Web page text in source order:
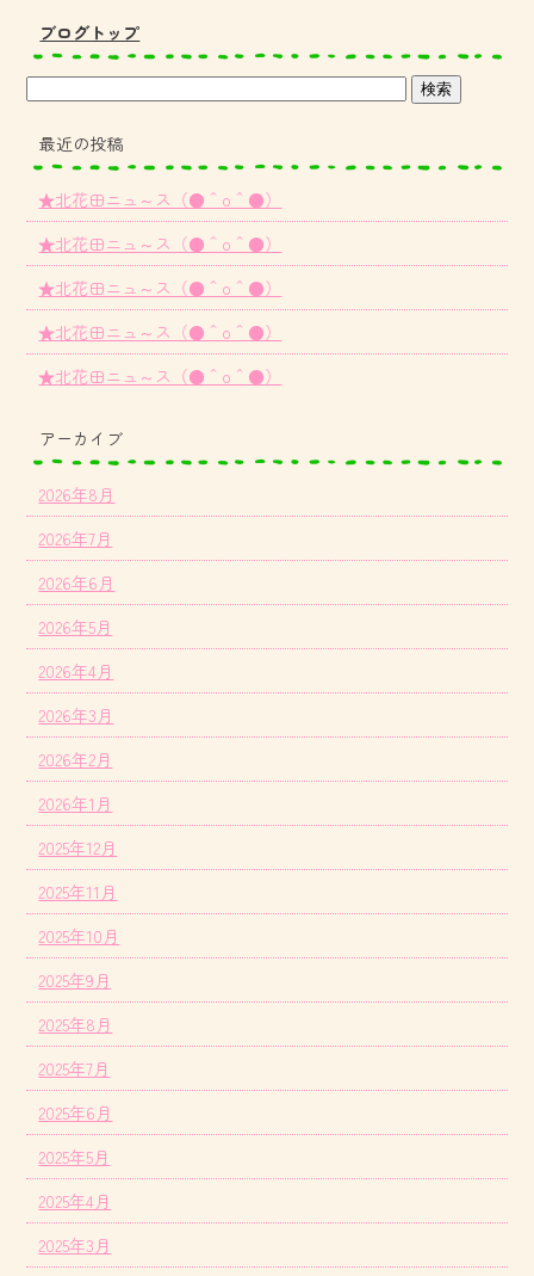
ブログトップ
最近の投稿
★北花田ニュ～ス（●＾o＾●）
★北花田ニュ～ス（●＾o＾●）
★北花田ニュ～ス（●＾o＾●）
★北花田ニュ～ス（●＾o＾●）
★北花田ニュ～ス（●＾o＾●）
アーカイブ
2026年8月
2026年7月
2026年6月
2026年5月
2026年4月
2026年3月
2026年2月
2026年1月
2025年12月
2025年11月
2025年10月
2025年9月
2025年8月
2025年7月
2025年6月
2025年5月
2025年4月
2025年3月